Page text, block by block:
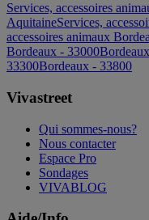
Services, accessoires
AquitaineServices,
accessoires animaux
Bordeaux - 33000
33300Bordeaux - 33800
Vivastreet
Qui sommes-nous?
Nous contacter
Espace Pro
Sondages
VIVABLOG